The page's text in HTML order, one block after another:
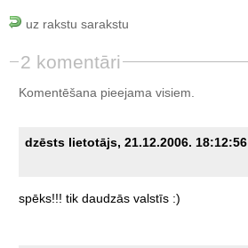
uz rakstu sarakstu
2 komentāri
Komentēšana pieejama visiem.
dzēsts lietotājs, 21.12.2006. 18:12:56
spēks!!! tik daudzās valstīs :)